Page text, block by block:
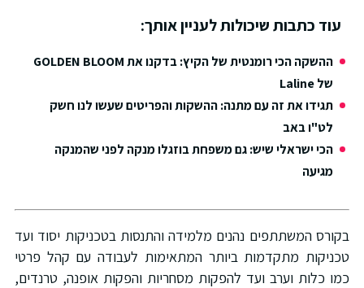
עוד כתבות שיכולות לעניין אותך:
ההשקה הכי רומנטית של הקיץ: בדקנו את GOLDEN BLOOM
תגידו את זה עם מתנה: ההשקות והפריטים שעשו לנו חשק
לט"ו באב
הכי ישראלי שיש: גם משפחת בוזגלו מנקה לפני שהמנקה
מגיעה
המשתתפים נהנים מלמידה והתנסות בטכניקות יסוד ועד
מתקדמות ביותר המתאימות לעבודה עם קהל פרטי
כלות וערב ועד להפקות מסחריות והפקות אופנה, טרנדים,